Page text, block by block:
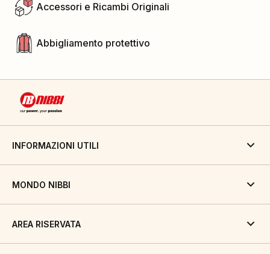
Accessori e Ricambi Originali
Abbigliamento protettivo
INFORMAZIONI UTILI
MONDO NIBBI
AREA RISERVATA